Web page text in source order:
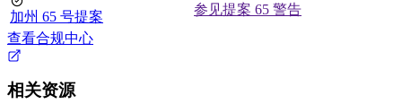
加州 65 号提案
参见提案 65 警告
查看合规中心
相关资源